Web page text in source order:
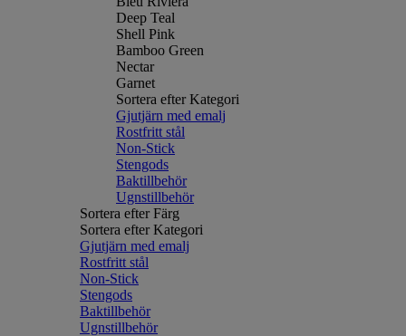
Deep Teal
Shell Pink
Bamboo Green
Nectar
Garnet
Sortera efter Kategori
Gjutjärn med emalj
Rostfritt stål
Non-Stick
Stengods
Baktillbehör
Ugnstillbehör
Sortera efter Färg
Sortera efter Kategori
Gjutjärn med emalj
Rostfritt stål
Non-Stick
Stengods
Baktillbehör
Ugnstillbehör